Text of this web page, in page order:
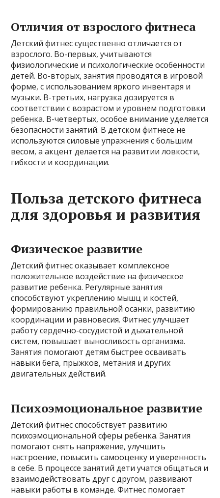
Отличия от взрослого фитнеса
Детский фитнес существенно отличается от
взрослого. Во-первых, учитываются
физиологические и психологические особенности
детей. Во-вторых, занятия проводятся в игровой
форме, с использованием яркого инвентаря и
музыки. В-третьих, нагрузка дозируется в
соответствии с возрастом и уровнем подготовки
ребенка. В-четвертых, особое внимание уделяется
безопасности занятий. В детском фитнесе не
используются силовые упражнения с большим
весом, а акцент делается на развитии ловкости,
гибкости и координации.
Польза детского фитнеса
для здоровья и развития
Физическое развитие
Детский фитнес оказывает комплексное
положительное воздействие на физическое
развитие ребенка. Регулярные занятия
способствуют укреплению мышц и костей,
формированию правильной осанки, развитию
координации и равновесия. Фитнес улучшает
работу сердечно-сосудистой и дыхательной
систем, повышает выносливость организма.
Занятия помогают детям быстрее осваивать
навыки бега, прыжков, метания и других
двигательных действий.
Психоэмоциональное развитие
Детский фитнес способствует развитию
психоэмоциональной сферы ребенка. Занятия
помогают снять напряжение, улучшить
настроение, повысить самооценку и уверенность
в себе. В процессе занятий дети учатся общаться и
взаимодействовать друг с другом, развивают
навыки работы в команде. Фитнес помогает